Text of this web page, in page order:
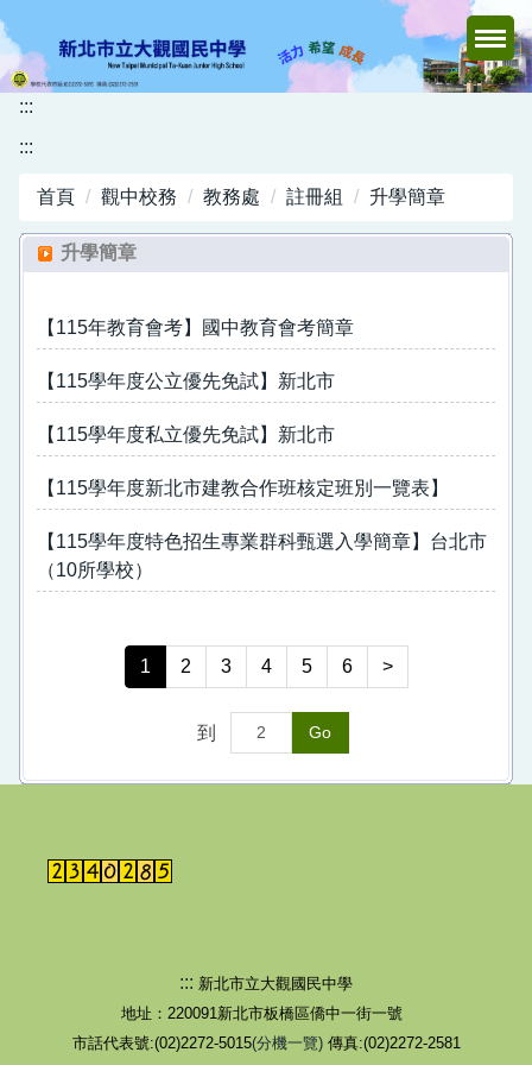
到
主
要
:::
:::
首頁 觀中校務 教務處 註冊組 升學簡章
升學簡章
【115年教育會考】國中教育會考簡章
【115學年度公立優先免試】新北市
【115學年度私立優先免試】新北市
【115學年度新北市建教合作班核定班別一覽表】
【115學年度特色招生專業群科甄選入學簡章】台北市
（10所學校）
1 2 3 4 5 6 >
到 Go
::: 新北市立大觀國民中學
地址：220091新北市板橋區僑中一街一號
市話代表號:(02)2272-5015(分機一覽) 傳真:(02)2272-2581